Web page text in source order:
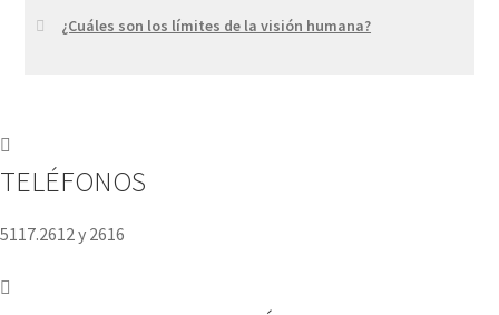
¿Cuáles son los límites de la visión humana?
TELÉFONOS
5117.2612 y 2616